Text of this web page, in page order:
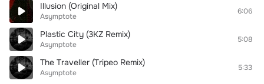
Illusion (Original Mix)
Asymptote
6:06
Plastic City (3KZ Remix)
Asymptote
5:08
The Traveller (Tripeo Remix)
Asymptote
5:33